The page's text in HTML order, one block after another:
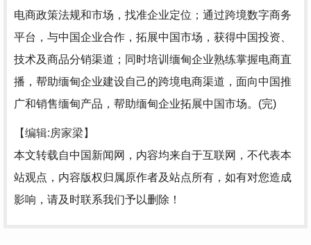
电商政策法规和市场，找准企业定位；通过跨境数字商务
平台，与中国企业合作，拓展中国市场，获得中国投资、
技术及商品分销渠道；同时培训缅甸企业熟练掌握电商直
播，帮助缅甸企业建设自己的跨境电商渠道，面向中国推
广和销售缅甸产品，帮助缅甸企业拓展中国市场。(完)
【编辑:房家梁】
本文转载自中国新闻网，内容均来自于互联网，不代表本
站观点，内容版权归属原作者及站点所有，如有对您造成
影响，请及时联系我们予以删除！